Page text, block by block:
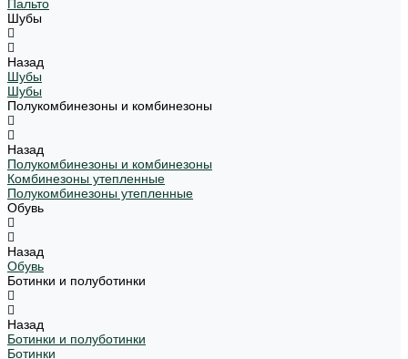
Пальто
Шубы
Назад
Шубы
Шубы
Полукомбинезоны и комбинезоны
Назад
Полукомбинезоны и комбинезоны
Комбинезоны утепленные
Полукомбинезоны утепленные
Обувь
Назад
Обувь
Ботинки и полуботинки
Назад
Ботинки и полуботинки
Ботинки